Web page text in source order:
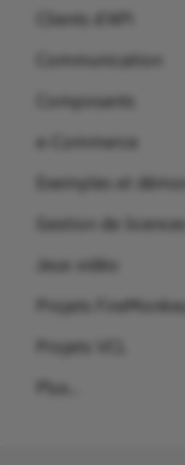
Clients d'API
Communication
Composants
e-Commerce
Exemples et démos
Gestion de licences
Jeux vidéo
Projets FireMonkey
Projets VCL
Plus…